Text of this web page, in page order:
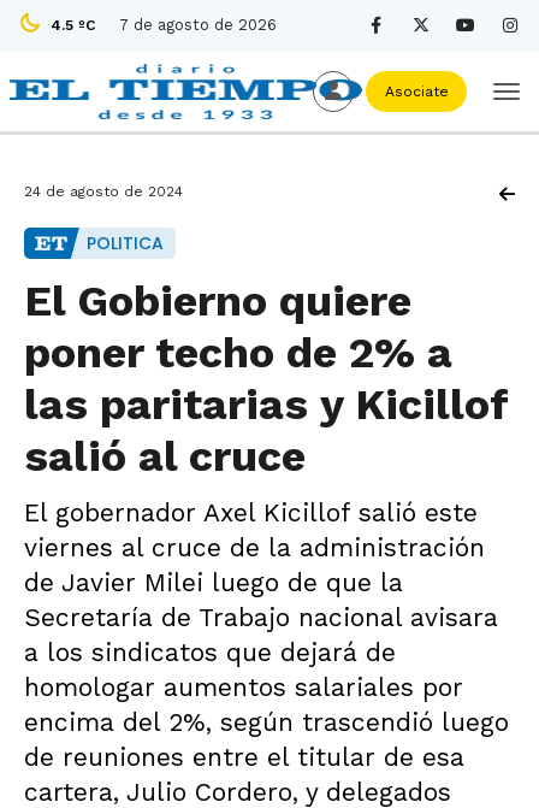
4.5 ºC 7 de agosto de 2026
Asociate
24 de agosto de 2024
POLITICA
El Gobierno quiere
poner techo de 2% a
las paritarias y Kicillof
salió al cruce
El gobernador Axel Kicillof salió este
viernes al cruce de la administración
de Javier Milei luego de que la
Secretaría de Trabajo nacional avisara
a los sindicatos que dejará de
homologar aumentos salariales por
encima del 2%, según trascendió luego
de reuniones entre el titular de esa
cartera, Julio Cordero, y delegados